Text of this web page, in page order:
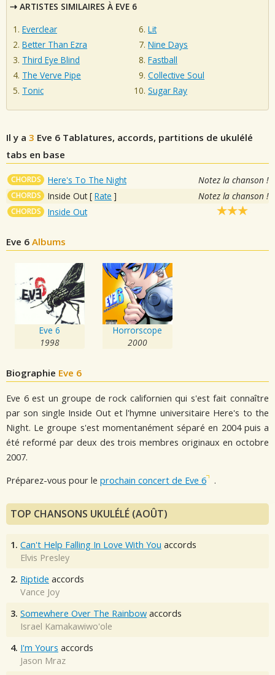
ARTISTES SIMILAIRES À EVE 6
Everclear
Better Than Ezra
Third Eye Blind
The Verve Pipe
Tonic
Lit
Nine Days
Fastball
Collective Soul
Sugar Ray
Il y a 3 Eve 6 Tablatures, accords, partitions de ukulélé
tabs en base
CHORDS Here's To The Night Notez la chanson !
CHORDS Inside Out[ Rate ] Notez la chanson !
CHORDS Inside Out
Eve 6 Albums
Eve 6
1998
Horrorscope
2000
Biographie Eve 6
Eve 6 est un groupe de rock californien qui s'est fait connaître
par son single Inside Out et l'hymne universitaire Here's to the
Night. Le groupe s'est momentanément séparé en 2004 puis a
été reformé par deux des trois membres originaux en octobre
2007.
Préparez-vous pour le prochain concert de Eve 6 .
TOP CHANSONS UKULÉLÉ (AOÛT)
1. Can't Help Falling In Love With You accords
Elvis Presley
2. Riptide accords
Vance Joy
3. Somewhere Over The Rainbow accords
Israel Kamakawiwo'ole
4. I'm Yours accords
Jason Mraz